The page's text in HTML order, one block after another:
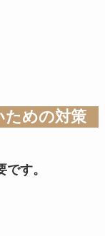
ための対策
す。